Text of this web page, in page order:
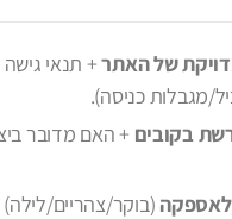
של האתר+ תנאי גישה
מגבלות כניסה).
בקובים + האם מדובר
לאספקה (בוקר/צהריים/